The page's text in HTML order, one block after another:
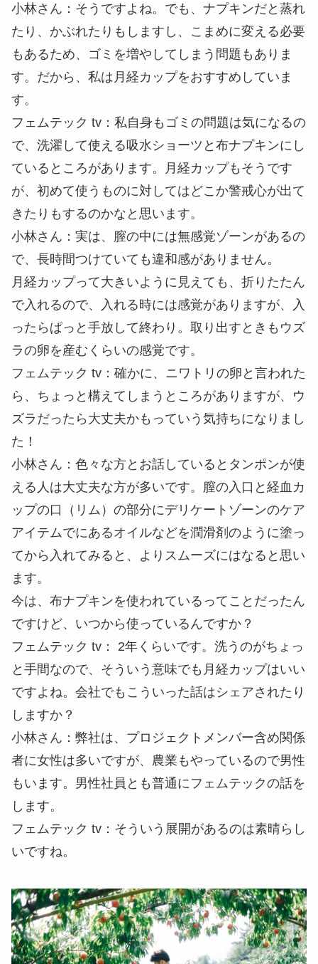
小林さん ：そうですよね。でも、ナプキンだと蒸れ
たり、かぶれたりもしますし、こまめに変える必要
もあるため、ゴミを増やしてしまう問題もありま
す。だから、私は月経カップをおすすめしていま
す。
フェムテック tv ：私自身もゴミの問題は気になるの
で、洗濯して使える吸水ショーツと布ナプキンにし
ているところがあります。月経カップもそうです
が、初めて使うものに対してはどこか警戒心が出て
きたりもするのかなと思います。
小林さん ：実は、膣の中には無感覚ゾーンがあるの
で、長時間つけていても違和感がありません。
月経カップって大きいように見えても、折りたたん
で入れるので、入れる時には感覚がありますが、入
ったらぱっと手放して終わり。取り出すときもウズ
ラの卵を産むくらいの感覚です。
フェムテック tv ：確かに、ニワトリの卵と言われた
ら、ちょっと構えてしまうところがありますが、ウ
ズラだったら大丈夫かもっていう気持ちになりまし
た！
小林さん ：色々な方とお話しているとタンポンが使
える人は大丈夫な方が多いです。膣の入口と経血カ
ップの口（リム）の部分にデリケートゾーンのケア
アイテムでにあるオイルなどを潤滑剤のように塗っ
てから入れてみると、よりスムーズにはなると思い
ます。
今は、布ナプキンを使われているってことだったん
ですけど、いつから使っているんですか？
フェムテック tv ： 2年くらいです。洗うのがちょっ
と手間なので、そういう意味でも月経カップはいい
ですよね。会社でもこういった話はシェアされたり
しますか？
小林さん ：弊社は、プロジェクトメンバー含め関係
者に女性は多いですが、農業もやっているので男性
もいます。男性社員とも普通にフェムテックの話を
します。
フェムテック tv ：そういう展開があるのは素晴らし
いですね。